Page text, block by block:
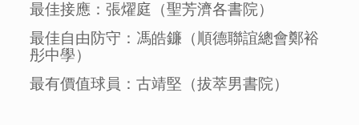
最佳接應：張燿庭（聖芳濟各書院）
最佳自由防守：馮皓鐮（順德聯誼總會鄭裕
彤中學）
最有價值球員：古靖堅（拔萃男書院）